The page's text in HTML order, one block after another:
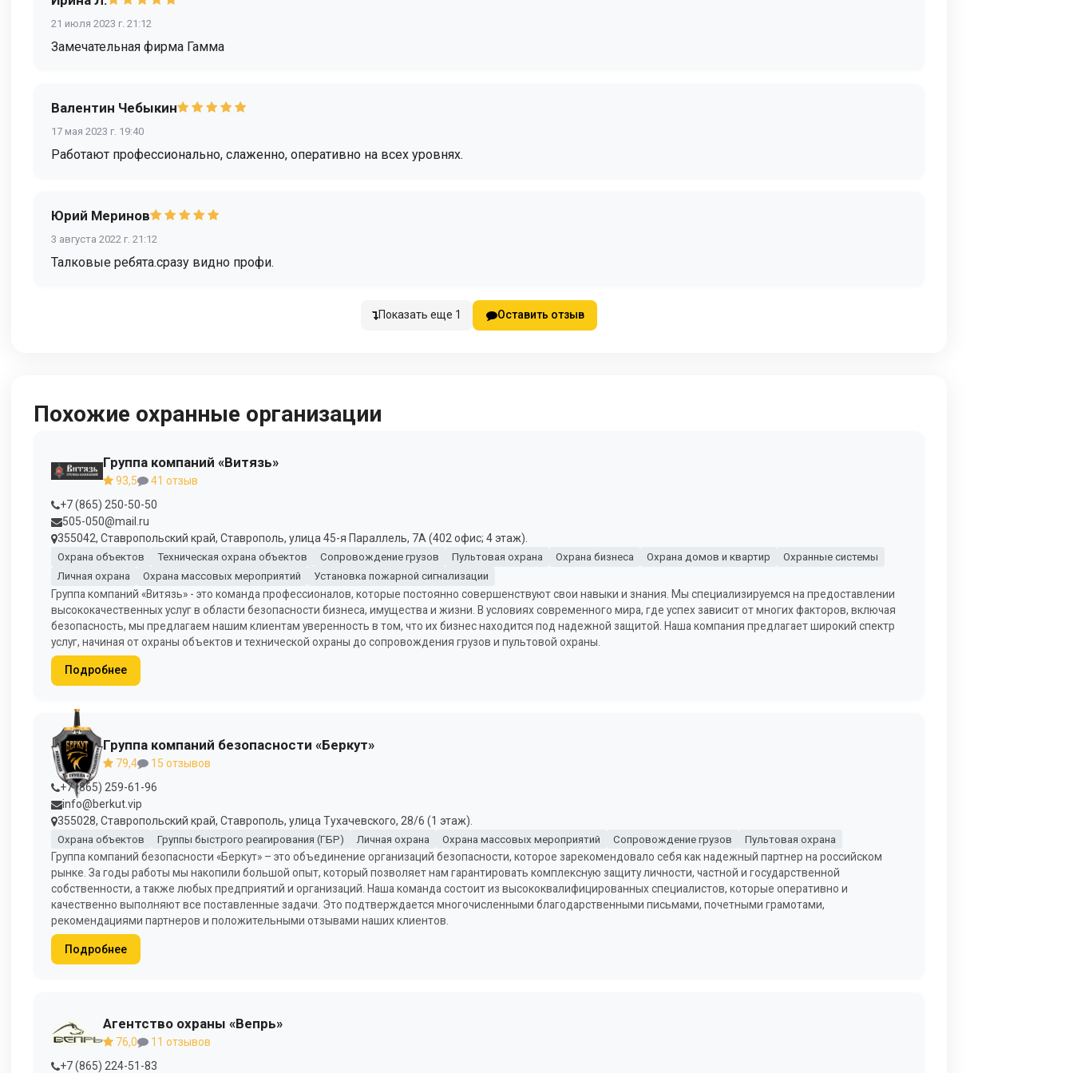
21 июля 2023 г. 21:12
Замечательная фирма Гамма
Валентин Чебыкин
17 мая 2023 г. 19:40
Работают профессионально, слаженно, оперативно на всех уровнях.
Юрий Меринов
3 августа 2022 г. 21:12
Талковые ребята.сразу видно профи.
Показать еще 1 Оставить отзыв
Похожие охранные организации
Группа компаний «Витязь»
93,5
41 отзыв
+7 (865) 250-50-50
505-050@mail.ru
355042, Ставропольский край, Ставрополь, улица 45-я Параллель, 7А (402 офис; 4 этаж).
Охрана объектов Техническая охрана объектов Сопровождение грузов Пультовая охрана Охрана бизнеса Охрана домов и квартир
Охранные системы
Личная охрана
Охрана массовых мероприятий Установка пожарной сигнализации
Группа компаний «Витязь» - это команда профессионалов, которые постоянно совершенствуют свои навыки и знания. Мы специализируемся на предоставлении
высококачественных услуг в области безопасности бизнеса, имущества и жизни. В условиях современного мира, где успех зависит от многих факторов, включая
безопасность, мы предлагаем нашим клиентам уверенность в том, что их бизнес находится под надежной защитой. Наша компания предлагает широкий спектр
услуг, начиная от охраны объектов и технической охраны до сопровождения грузов и пультовой охраны.
Подробнее
Группа компаний безопасности «Беркут»
79,4
15 отзывов
+7 (865) 259-61-96
info@berkut.vip
355028, Ставропольский край, Ставрополь, улица Тухачевского, 28/6 (1 этаж).
Охрана объектов Группы быстрого реагирования (ГБР) Личная охрана Охрана массовых мероприятий Сопровождение грузов Пультовая охрана
Группа компаний безопасности «Беркут» – это объединение организаций безопасности, которое зарекомендовало себя как надежный партнер на российском
рынке. За годы работы мы накопили большой опыт, который позволяет нам гарантировать комплексную защиту личности, частной и государственной
собственности, а также любых предприятий и организаций. Наша команда состоит из высококвалифицированных специалистов, которые оперативно и
качественно выполняют все поставленные задачи. Это подтверждается многочисленными благодарственными письмами, почетными грамотами,
рекомендациями партнеров и положительными отзывами наших клиентов.
Подробнее
Агентство охраны «Вепрь»
76,0
11 отзывов
+7 (865) 224-51-83